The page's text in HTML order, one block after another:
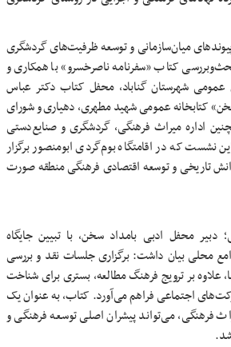
میان‌سازمانی و توسعه ظرفیت‌های گردشگری
کتاب «سفرنامه ناصرخسرو» با همکاری و
عمومی شهرستان گناباد، محفل کتاب دکتر عباس
کتابخانه عمومی شهید مطهری، دهیاری و شورای
اداره میراث فرهنگی، گردشگری و صنایع‌دستی
نشست که در اقامتگاه بوم‌گردی ابومنصور برگزار
تاریخی و توسعه اقتصادی فرهنگی منطقه صورت
دبیر محفل ادبی بامداد سخن، با تبیین جایگاه
محلی بیان داشت: برگزاری جلسات نقد و بررسی
علاوه بر ترویج فرهنگ مطالعه، بستری برای شناخت
اجتماعی فراهم می‌آورد. کتاب، به عنوان یک
فرهنگی، می‌تواند پیشران اصلی توسعه فرهنگی و